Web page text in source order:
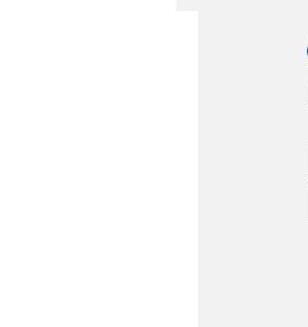
São